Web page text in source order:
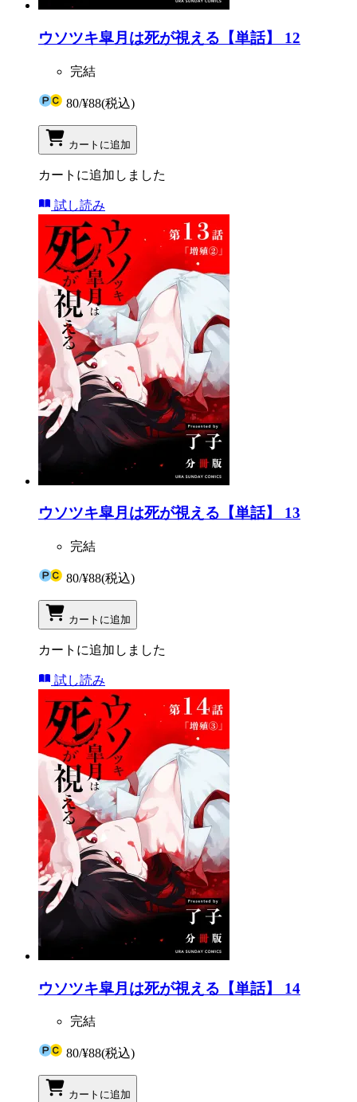
ウソツキ皐月は死が視える【単話】 12
完結
80/¥88(税込)
カートに追加
カートに追加しました
試し読み
ウソツキ皐月は死が視える【単話】 13
完結
80/¥88(税込)
カートに追加
カートに追加しました
試し読み
ウソツキ皐月は死が視える【単話】 14
完結
80/¥88(税込)
カートに追加